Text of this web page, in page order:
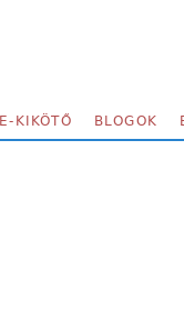
E-KIKÖTŐ BLOGOK